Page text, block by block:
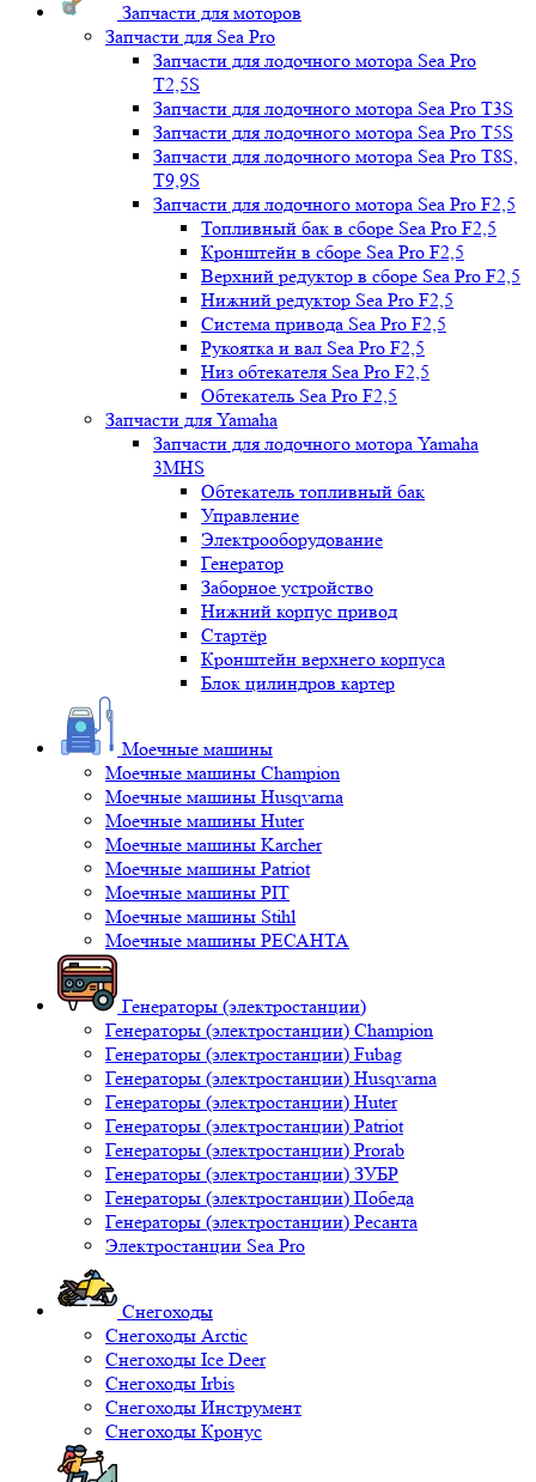
Запчасти для моторов
Запчасти для Sea Pro
Запчасти для лодочного мотора Sea Pro
Т2,5S
Запчасти для лодочного мотора Sea Pro Т3S
Запчасти для лодочного мотора Sea Pro Т5S
Запчасти для лодочного мотора Sea Pro Т8S,
T9,9S
Запчасти для лодочного мотора Sea Pro F2,5
Топливный бак в сборе Sea Pro F2,5
Кронштейн в сборе Sea Pro F2,5
Верхний редуктор в сборе Sea Pro F2,5
Нижний редуктор Sea Pro F2,5
Система привода Sea Pro F2,5
Рукоятка и вал Sea Pro F2,5
Низ обтекателя Sea Pro F2,5
Обтекатель Sea Pro F2,5
Запчасти для Yamaha
Запчасти для лодочного мотора Yamaha
3MHS
Обтекатель топливный бак
Управление
Электрооборудование
Генератор
Заборное устройство
Нижний корпус привод
Стартёр
Кронштейн верхнего корпуса
Блок цилиндров картер
Моечные машины
Моечные машины Champion
Моечные машины Husqvarna
Моечные машины Huter
Моечные машины Karcher
Моечные машины Patriot
Моечные машины PIT
Моечные машины Stihl
Моечные машины РЕСАНТА
Генераторы (электростанции)
Генераторы (электростанции) Champion
Генераторы (электростанции) Fubag
Генераторы (электростанции) Husqvarna
Генераторы (электростанции) Huter
Генераторы (электростанции) Patriot
Генераторы (электростанции) Prorab
Генераторы (электростанции) ЗУБР
Генераторы (электростанции) Победа
Генераторы (электростанции) Ресанта
Электростанции Sea Pro
Снегоходы
Снегоходы Arctic
Снегоходы Ice Deer
Снегоходы Irbis
Снегоходы Инструмент
Снегоходы Кронус